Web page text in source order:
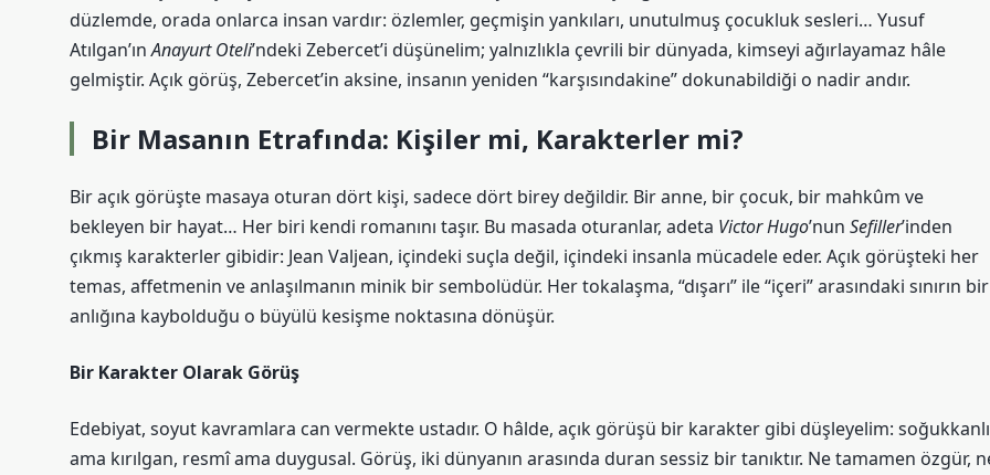
düzlemde, orada onlarca insan vardır: özlemler, geçmişin yankıları, unutulmuş çocukluk sesleri… Yusuf
Atılgan’ınAnayurt Oteli’ndeki Zebercet’i düşünelim; yalnızlıkla çevrili bir dünyada, kimseyi ağırlayamaz hâle
gelmiştir. Açık görüş, Zebercet’in aksine, insanın yeniden “karşısındakine” dokunabildiği o nadir andır.
Bir Masanın Etrafında: Kişiler mi, Karakterler mi?
Bir açık görüşte masaya oturan dört kişi, sadece dört birey değildir. Bir anne, bir çocuk, bir mahkûm ve
bekleyen bir hayat… Her biri kendi romanını taşır. Bu masada oturanlar, adeta Victor Hugo’nun Sefiller’inden
çıkmış karakterler gibidir: Jean Valjean, içindeki suçla değil, içindeki insanla mücadele eder. Açık görüşteki her
temas, affetmenin ve anlaşılmanın minik bir sembolüdür. Her tokalaşma, “dışarı” ile “içeri” arasındaki sınırın bir
anlığına kaybolduğu o büyülü kesişme noktasına dönüşür.
Bir Karakter Olarak Görüş
Edebiyat, soyut kavramlara can vermekte ustadır. O hâlde, açık görüşü bir karakter gibi düşleyelim: soğukkanlı
ama kırılgan, resmî ama duygusal. Görüş, iki dünyanın arasında duran sessiz bir tanıktır. Ne tamamen özgür,